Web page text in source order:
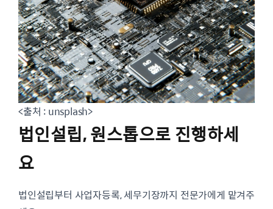
<출처 : unsplash>
법인설립, 원스톱으로 진행하세
요
법인설립부터 사업자등록, 세무기장까지 전문가에게 맡겨주